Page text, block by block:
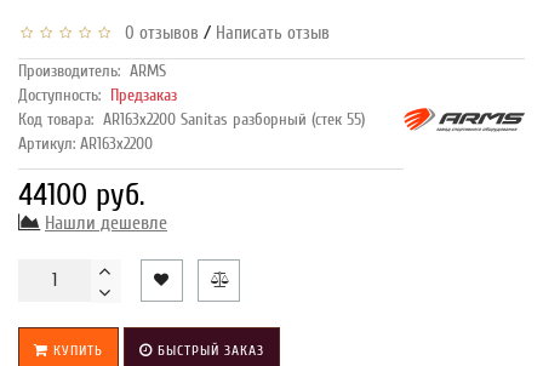
0 отзывов / Написать отзыв
Производитель: ARMS
Доступность: Предзаказ
Код товара: AR163х2200 Sanitas разборный (стек 55)
Артикул: AR163х2200
44100 руб.
Нашли дешевле
КУПИТЬ БЫСТРЫЙ ЗАКАЗ